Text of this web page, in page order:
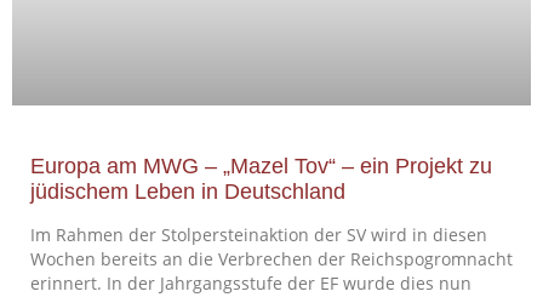
Europa am MWG – „Mazel Tov“ – ein Projekt zu
jüdischem Leben in Deutschland
Im Rahmen der Stolpersteinaktion der SV wird in diesen
Wochen bereits an die Verbrechen der Reichspogromnacht
erinnert. In der Jahrgangsstufe der EF wurde dies nun